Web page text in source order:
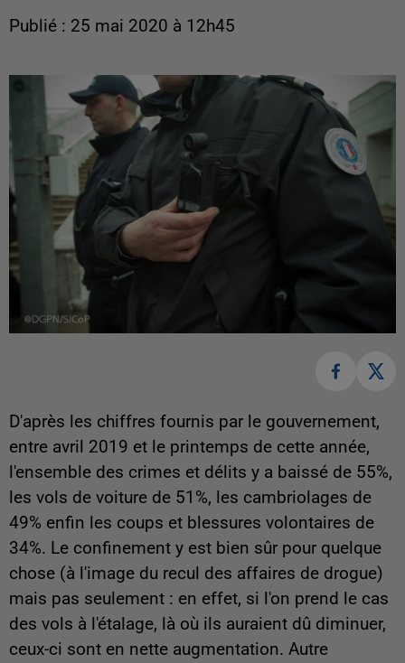
Publié : 25 mai 2020 à 12h45
D'après les chiffres fournis par le gouvernement,
entre avril 2019 et le printemps de cette année,
l'ensemble des crimes et délits y a baissé de 55%,
les vols de voiture de 51%, les cambriolages de
49% enfin les coups et blessures volontaires de
34%. Le confinement y est bien sûr pour quelque
chose (à l'image du recul des affaires de drogue)
mais pas seulement : en effet, si l'on prend le cas
des vols à l'étalage, là où ils auraient dû diminuer,
ceux-ci sont en nette augmentation. Autre